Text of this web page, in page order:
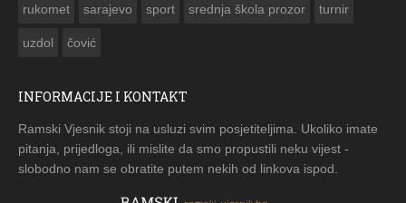
rukomet sarajevo sport srednja škola prozor turnir
uzdol čović
INFORMACIJE I KONTAKT
Ramski Vjesnik stoji na usluzi svim posjetiteljima. Ukoliko imate
pitanja, prijedloga, ili mislite da smo propustili neku vijest -
slobodno nam se obratite putem nekih od linkova ispod.